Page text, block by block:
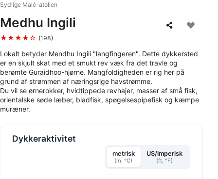
Sydlige Malé-atollen
Medhu Ingili
★★★★☆ (198)
Lokalt betyder Mendhu Ingili "langfingeren". Dette dykkersted
er en skjult skat med et smukt rev væk fra det travle og
berømte Guraidhoo-hjørne. Mangfoldigheden er rig her på
grund af strømmen af næringsrige havstrømme.
Du vil se ørnerokker, hvidtippede revhajer, masser af små fisk,
orientalske søde læber, bladfisk, spøgelsespipefisk og kæmpe
muræner.
Dykkeraktivitet
metrisk
(m, °C)
US/imperisk
(ft, °F)